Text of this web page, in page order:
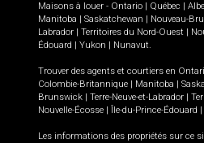
Maisons à louer - Ontario Québec
Manitoba
Saskatchewan Nouveau-
Labrador
Territoires du Nord-Ouest
Édouard
Yukon Nunavut.
Trouver des agents et courtiers en
Colombie-Britannique
Manitoba
Brunswick
Terre-Neuve-et-Labrador
Nouvelle-Écosse
Île-du-Prince-Édouard
Les informations des propriétés sur ce